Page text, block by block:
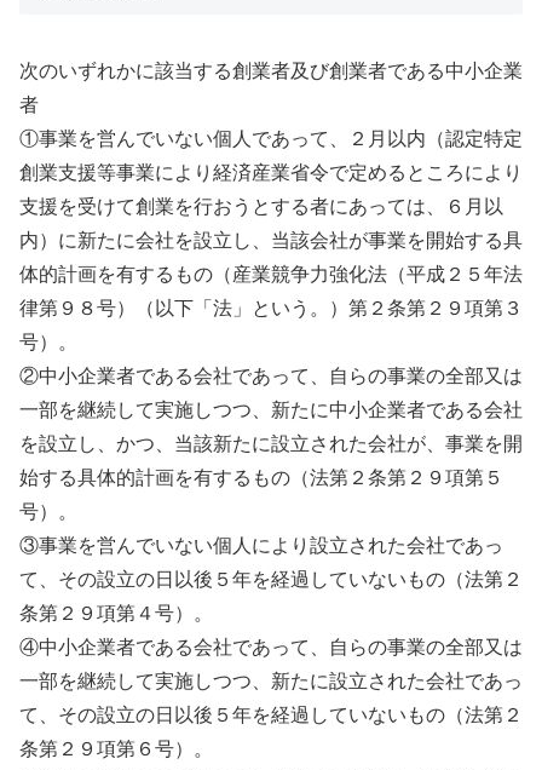
次のいずれかに該当する創業者及び創業者である中小企業
者
①事業を営んでいない個人であって、２月以内（認定特定
創業支援等事業により経済産業省令で定めるところにより
支援を受けて創業を行おうとする者にあっては、６月以
内）に新たに会社を設立し、当該会社が事業を開始する具
体的計画を有するもの（産業競争力強化法（平成２５年法
律第９８号）（以下「法」という。）第２条第２９項第３
号）。
②中小企業者である会社であって、自らの事業の全部又は
一部を継続して実施しつつ、新たに中小企業者である会社
を設立し、かつ、当該新たに設立された会社が、事業を開
始する具体的計画を有するもの（法第２条第２９項第５
号）。
③事業を営んでいない個人により設立された会社であっ
て、その設立の日以後５年を経過していないもの（法第２
条第２９項第４号）。
④中小企業者である会社であって、自らの事業の全部又は
一部を継続して実施しつつ、新たに設立された会社であっ
て、その設立の日以後５年を経過していないもの（法第２
条第２９項第６号）。